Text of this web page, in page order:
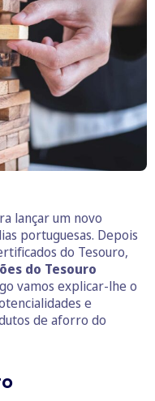
lançar um novo
portuguesas. Depois
do Tesouro,
do Tesouro
vamos explicar-lhe o
e
de aforro do